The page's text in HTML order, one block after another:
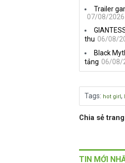
Trailer
07/08/2026
thu 06/08/
Black
tảng 06/08/
Tags: hot girl ,
Chia sẻ
TIN MỚI